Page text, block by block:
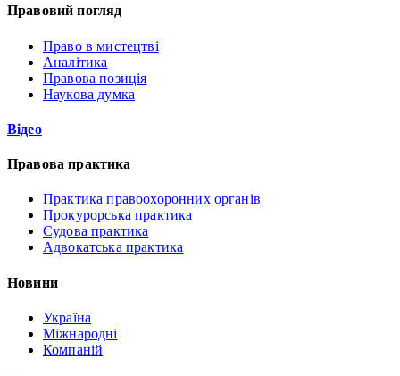
Правовий погляд
Право в мистецтві
Аналітика
Правова позиція
Наукова думка
Відео
Правова практика
Практика правоохоронних органів
Прокурорська практика
Судова практика
Адвокатська практика
Новини
Україна
Міжнародні
Компаній